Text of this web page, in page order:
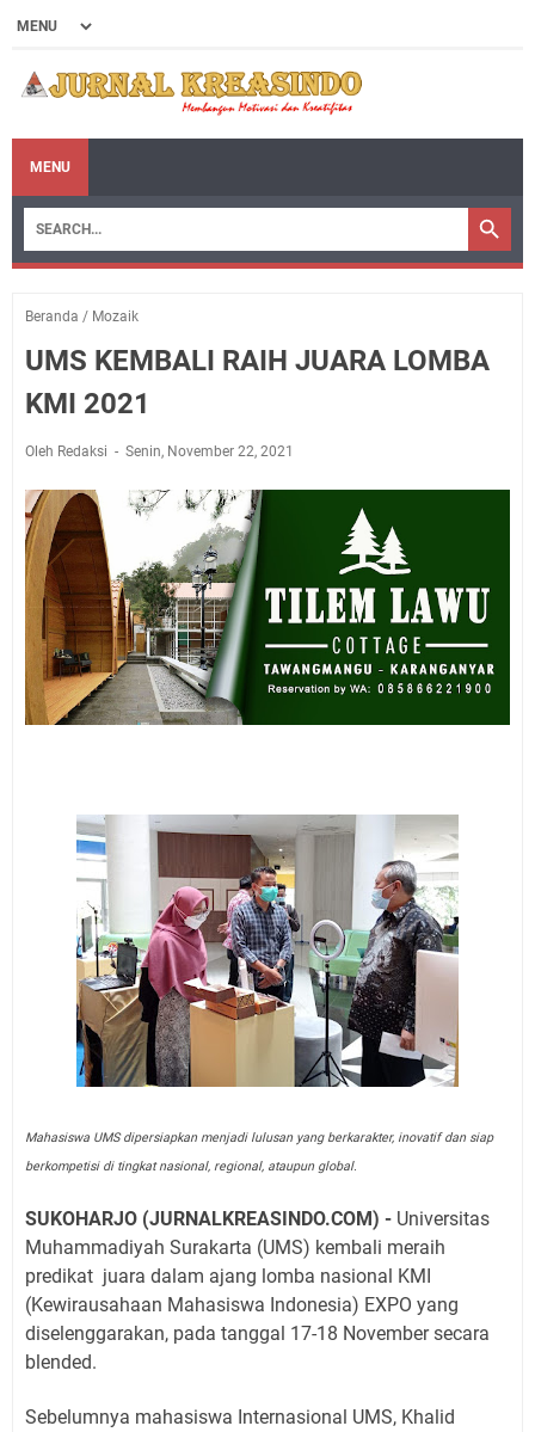
MENU
Beranda / Mozaik
UMS KEMBALI RAIH JUARA LOMBA
KMI 2021
Oleh Redaksi Senin, November 22, 2021
Mahasiswa UMS dipersiapkan menjadi lulusan yang berkarakter, inovatif dan siap
berkompetisi di tingkat nasional, regional, ataupun global.
SUKOHARJO (JURNALKREASINDO.COM) - Universitas
Muhammadiyah Surakarta (UMS) kembali meraih
predikat juara dalam ajang lomba nasional KMI
(Kewirausahaan Mahasiswa Indonesia) EXPO yang
diselenggarakan, pada tanggal 17-18 November secara
blended.
Sebelumnya mahasiswa Internasional UMS, Khalid